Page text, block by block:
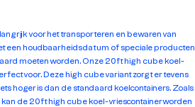
voor het transporteren en bewaren van
een houdbaarheidsdatum of speciale producten
moeten worden. Onze 20ft high cube koel-
voor. Deze high cube variant zorgt er tevens
hoger is dan de standaard koelcontainers. Zoals
de 20ft high cube koel-vriescontainer worden